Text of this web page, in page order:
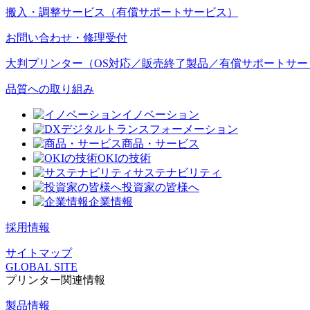
搬入・調整サービス（有償サポートサービス）
お問い合わせ・修理受付
大判プリンター（OS対応／販売終了製品／有償サポートサ
品質への取り組み
イノベーション
デジタルトランスフォーメーション
商品・サービス
OKIの技術
サステナビリティ
投資家の皆様へ
企業情報
採用情報
サイトマップ
GLOBAL SITE
プリンター関連情報
製品情報